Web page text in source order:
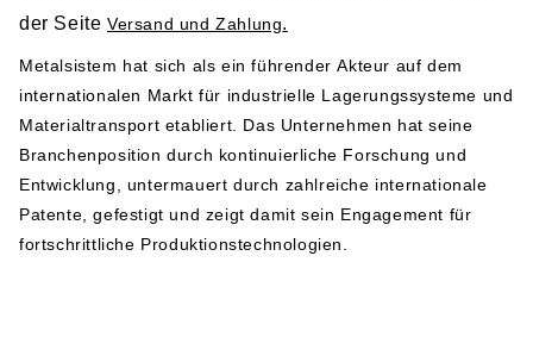
Metalsistem
Viale dell’Industria 2
38068 Rovereto
Italy
Telefonnummer: +39 0464 303030
der Seite Versand und Zahlung.
Metalsistem hat sich als ein führender Akteur auf dem
internationalen Markt für industrielle Lagerungssysteme und
Materialtransport etabliert. Das Unternehmen hat seine
Branchenposition durch kontinuierliche Forschung und
Entwicklung, untermauert durch zahlreiche internationale
Patente, gefestigt und zeigt damit sein Engagement für
fortschrittliche Produktionstechnologien.